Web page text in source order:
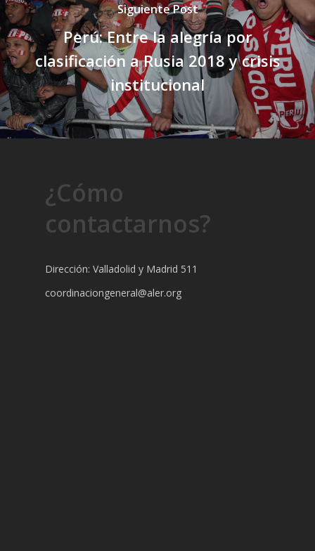
Siguiente Post
Perú: Entre la alegría por
clasificación a Rusia 2018 y crisis
institucional
¿Cómo
contactarnos?
Dirección: Valladolid y Madrid 511
coordinaciongeneral@aler.org